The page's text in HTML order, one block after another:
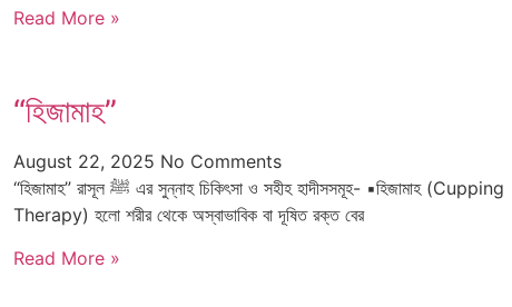
Read More »
“হিজামাহ”
August 22, 2025 No Comments
“হিজামাহ” রাসূল ﷺ এর সুন্নাহ চিকিৎসা ও সহীহ হাদীসসমূহ- ▪️হিজামাহ (Cupping
Therapy) হলো শরীর থেকে অস্বাভাবিক বা দূষিত রক্ত বের
Read More »